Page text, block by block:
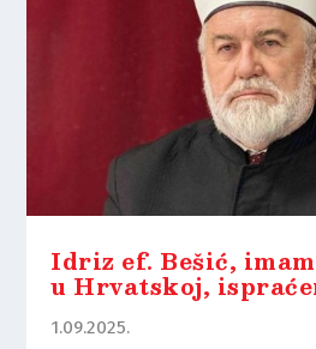
Idriz ef. Bešić,
u Hrvatskoj,
1.09.2025.